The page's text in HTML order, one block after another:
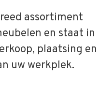
assortiment
en staat in
plaatsing en
uw werkplek.